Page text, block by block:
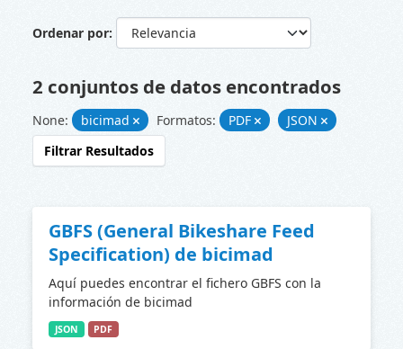
Ordenar por
2 conjuntos de datos encontrados
None: bicimad Formatos: PDF
JSON
Filtrar Resultados
GBFS (General Bikeshare Feed
Specification) de bicimad
Aquí puedes encontrar el fichero GBFS con la
información de bicimad
JSON PDF